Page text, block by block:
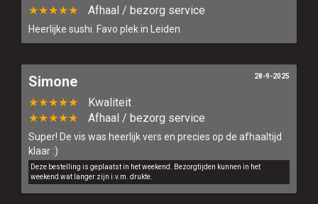
★★★★★
Afhaal / bezorg service
Heerlijke sushi. Favo plek in Leiden
Simone
★★★★★
Kwaliteit
★★★★★
Afhaal / bezorg service
Super! De vis was heerlijk vers en precies op de afhaaltijd
klaar :)
Deze bestelling is geplaatst in het weekend. Bezorgtijden kunnen in het
weekend wat langer zijn i.v.m. drukte.
28-9-2025